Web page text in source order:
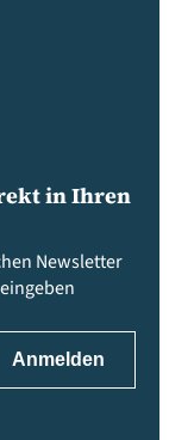
in Ihren
Newsletter